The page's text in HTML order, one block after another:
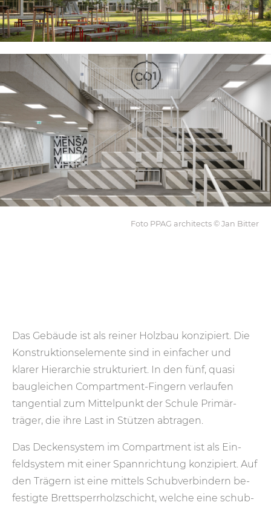
Foto PPAG architects © Jan Bitter
Das Gebäude ist als reiner Holz­bau konzi­piert. Die
Konstruktions­elemente sind in einfacher und
klarer Hie­rar­chie struk­tu­riert. In den fünf, quasi
bau­gleichen Compart­ment-Fingern ver­laufen
tangen­tial zum Mittel­punkt der Schule Primär­
träger, die ihre Last in Stützen abtragen.
Das Deckensystem im Compart­ment ist als Ein­
feld­system mit einer Spann­richtung kon­zi­piert. Auf
den Trägern ist eine mittels Schub­ver­bin­dern be­
fes­tigte Brett­sperr­holz­schicht, welche eine schub­